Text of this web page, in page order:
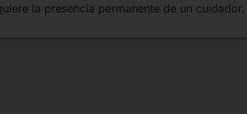
la presencia permanente de un cuidador.